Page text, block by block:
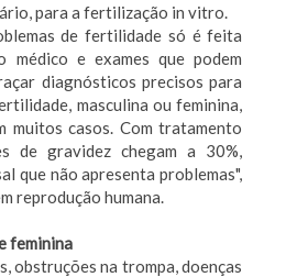
para a fertilização in vitro.
de fertilidade só é feita
médico e exames que podem
diagnósticos precisos para
masculina ou feminina,
muitos casos. Com tratamento
de gravidez chegam a 30%,
que não apresenta problemas",
reprodução humana.
feminina
obstruções na trompa, doenças